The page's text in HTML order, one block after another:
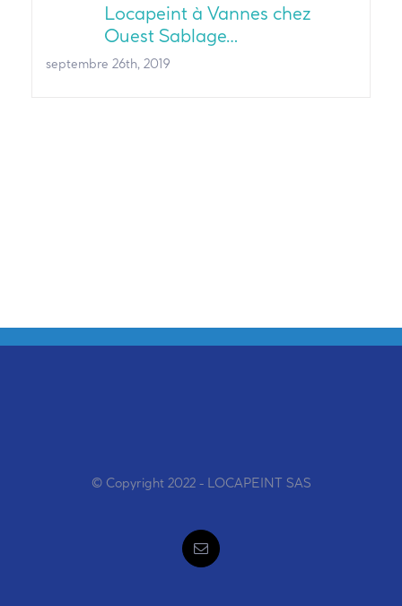
Locapeint à Vannes chez
Ouest Sablage…
septembre 26th, 2019
© Copyright 2022 - LOCAPEINT SAS
Email